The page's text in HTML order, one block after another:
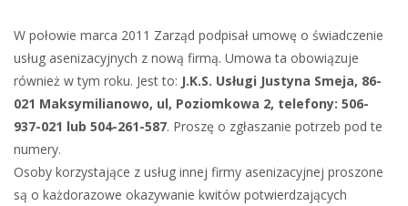
W połowie marca 2011 Zarząd podpisał umowę o świadczenie
usług asenizacyjnych z nową firmą. Umowa ta obowiązuje
również w tym roku. Jest to: J.K.S. Usługi Justyna Smeja, 86-
021 Maksymilianowo, ul, Poziomkowa 2, telefony: 506-
937-021 lub 504-261-587. Proszę o zgłaszanie potrzeb pod te
numery.
Osoby korzystające z usług innej firmy asenizacyjnej proszone
są o każdorazowe okazywanie kwitów potwierdzających